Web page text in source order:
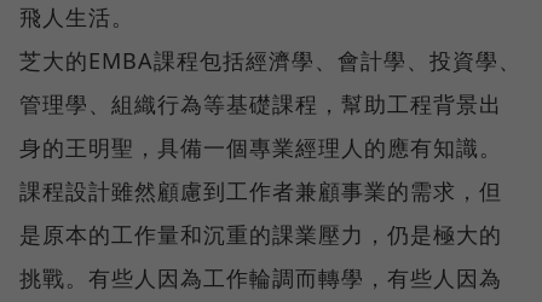
飛人生活。
芝大的EMBA課程包括經濟學、會計學、投資學、
管理學、組織行為等基礎課程，幫助工程背景出
身的王明聖，具備一個專業經理人的應有知識。
課程設計雖然顧慮到工作者兼顧事業的需求，但
是原本的工作量和沉重的課業壓力，仍是極大的
挑戰。有些人因為工作輪調而轉學，有些人因為